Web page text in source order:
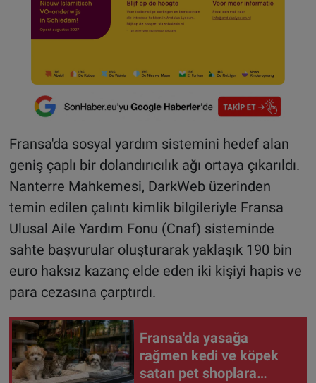
Fransa'da sosyal yardım sistemini hedef alan
geniş çaplı bir dolandırıcılık ağı ortaya çıkarıldı.
Nanterre Mahkemesi, DarkWeb üzerinden
temin edilen çalıntı kimlik bilgileriyle Fransa
Ulusal Aile Yardım Fonu (Cnaf) sisteminde
sahte başvurular oluşturarak yaklaşık 190 bin
euro haksız kazanç elde eden iki kişiyi hapis ve
para cezasına çarptırdı.
Fransa'da yasağa
rağmen kedi ve köpek
satan pet shoplara